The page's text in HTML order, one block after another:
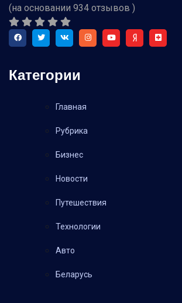
(на основании 934 отзывов )
Категории
Главная
Рубрика
Бизнес
Новости
Путешествия
Технологии
Авто
Беларусь